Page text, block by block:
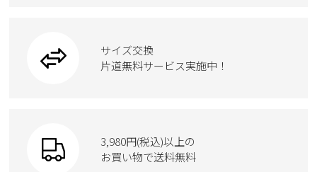
ウェア
moz
ブーツ
Parade
new balance
トートバッグサイズ交換
片道無料サービス実施中！
3,980円(税込)以上の
お買い物で送料無料